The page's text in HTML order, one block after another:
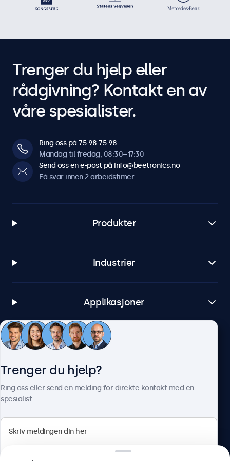
Trenger du hjelp eller
rådgivning? Kontakt en av
våre spesialister.
Ring oss på 75 98 75 98
Mandag til fredag, 08:30–17:30
Send oss en e-post på info@beetronics.no
Få svar innen 2 arbeidstimer
Produkter
Industrier
Applikasjoner
Kundeservice
Trenger du hjelp?
Ring oss eller send en melding for direkte kontakt med en
spesialist.